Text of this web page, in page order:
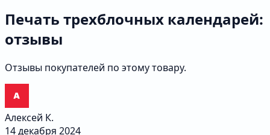
Печать трехблочных календарей:
отзывы
Отзывы покупателей по этому товару.
Алексей К.
14 декабря 2024